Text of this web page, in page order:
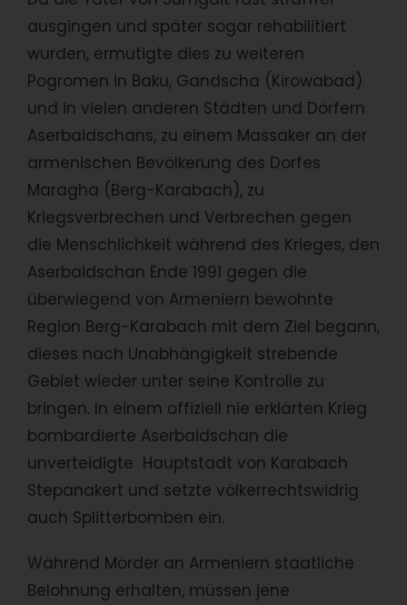
ausgingen und später sogar rehabilitiert
wurden, ermutigte dies zu weiteren
Pogromen in Baku, Gandscha (Kirowabad)
und in vielen anderen Städten und Dörfern
Aserbaidschans, zu einem Massaker an der
armenischen Bevölkerung des Dorfes
Maragha (Berg-Karabach), zu
Kriegsverbrechen und Verbrechen gegen
die Menschlichkeit während des Krieges, den
Aserbaidschan Ende 1991 gegen die
überwiegend von Armeniern bewohnte
Region Berg-Karabach mit dem Ziel begann,
dieses nach Unabhängigkeit strebende
Gebiet wieder unter seine Kontrolle zu
bringen. In einem offiziell nie erklärten Krieg
bombardierte Aserbaidschan die
unverteidigte Hauptstadt von Karabach
Stepanakert und setzte völkerrechtswidrig
auch Splitterbomben ein.
Während Mörder an Armeniern staatliche
Belohnung erhalten, müssen jene